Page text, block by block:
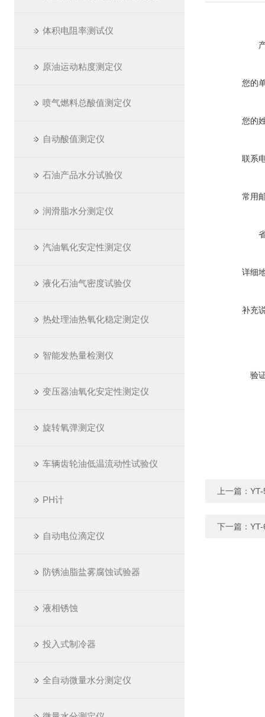
体积电阻率测试仪
原油运动粘度测定仪
喷气燃料总酸值测定仪
自动酸值测定仪
石油产品水分试验仪
润滑脂水分测定仪
汽油氧化安定性测定仪
液化石油气密度试验仪
热处理油热氧化稳定测定仪
智能发热量检测仪
变压器油氧化安定性测定仪
旋转氧弹测定仪
车辆齿轮油低温流动性试验仪
PH计
自动电位滴定仪
防锈油脂盐雾腐蚀试验器
液相锈蚀
投入式制冷器
全自动微量水分测定仪
您的
您的
联系
常用
详细
补充
验
上一篇：
下一篇：